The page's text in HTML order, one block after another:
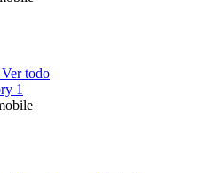
Ver todo